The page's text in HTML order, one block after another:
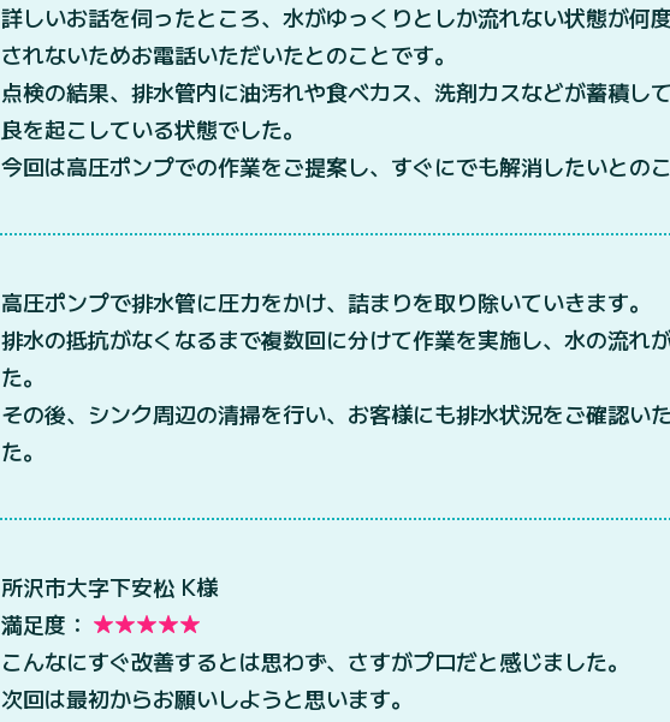
詳しいお話を伺ったところ、水がゆっくりとしか流れない状態が何
されないためお電話いただいたとのことです。
点検の結果、排水管内に油汚れや食べカス、洗剤カスなどが蓄積し
良を起こしている状態でした。
今回は高圧ポンプでの作業をご提案し、すぐにでも解消したいとの
高圧ポンプで排水管に圧力をかけ、詰まりを取り除いていきます。
排水の抵抗がなくなるまで複数回に分けて作業を実施し、水の流れ
た。
その後、シンク周辺の清掃を行い、お客様にも排水状況をご確認い
た。
所沢市大字下安松 K様
満足度：
こんなにすぐ改善するとは思わず、さすがプロだと感じました。
次回は最初からお願いしようと思います。